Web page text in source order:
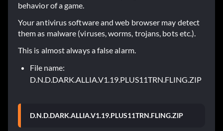
behavior of a game.
Your antivirus software and web browser may detect
them as malware (viruses, worms, trojans, bots etc.).
This is almost always a false alarm.
File name:
D.N.D.DARK.ALLIA.V1.19.PLUS11TRN.FLING.ZIP
D.N.D.DARK.ALLIA.V1.19.PLUS11TRN.FLING.ZIP